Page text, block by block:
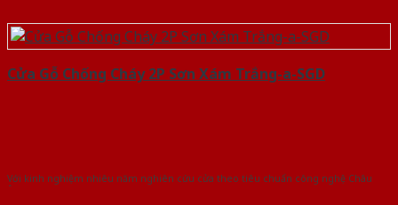
Cửa Gỗ Chống Cháy 2P Sơn Xám Trắng-a-SGD
Với kinh nghiệm nhiêu năm nghiên cứu cửa theo tiêu chuẩn công nghệ Châu